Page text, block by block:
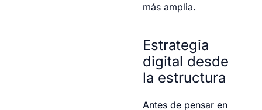
más amplia.
Estrategia
digital desde
la estructura
Antes de pensar en